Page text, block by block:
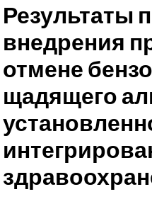
Результаты
внедрения
отмене
щадящего